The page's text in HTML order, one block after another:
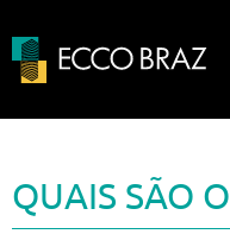
QUAIS SÃO